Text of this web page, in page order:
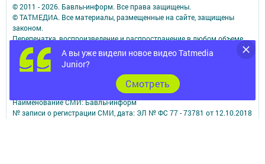
А вы уже видели новое видео Tatmedia
Junior?
Cмотреть
© 2011 - 2026. Бавлы-информ. Все права защищены.
© ТАТМЕДИА. Все материалы, размещенные на сайте, защищены
законом.
Перепечатка, воспроизведение и распространение в любом объеме
информации,
размещенной на сайте, возможна только с письменного согласия
редакций СМИ.
При поддержке Республиканского агентства по печати и массовым
Наименование СМИ: Бавлы-информ
№ записи о регистрации СМИ, дата: ЭЛ № ФС 77 - 73781 от 12.10.2018